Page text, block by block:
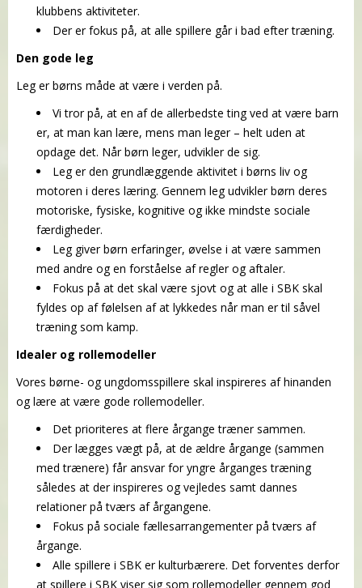
klubbens aktiviteter.
Der er fokus på, at alle spillere går i bad efter træning.
Den gode leg
Leg er børns måde at være i verden på.
Vi tror på, at en af de allerbedste ting ved at være barn
er, at man kan lære, mens man leger – helt uden at
opdage det. Når børn leger, udvikler de sig.
Leg er den grundlæggende aktivitet i børns liv og
motoren i deres læring. Gennem leg udvikler børn deres
motoriske, fysiske, kognitive og ikke mindste sociale
færdigheder.
Leggiverbørn erfaringer, øvelse i at være sammen
med andre og en forståelse af regler og aftaler.
Fokus på at det skal være sjovt og at alle i SBK skal
fyldes op af følelsen af at lykkedes når man er til såvel
træning som kamp.
Idealer og rollemodeller
Vores børne- og ungdomsspillere skal inspireres af hinanden
og lære at være gode rollemodeller.
Det prioriteres at flere årgange træner sammen.
Der lægges vægt på, at de ældre årgange (sammen
med trænere) får ansvar for yngre årganges træning
således at der inspireres og vejledes samt dannes
relationer på tværs af årgangene.
Fokus på sociale fællesarrangementer på tværs af
årgange.
Alle spillere i SBK er kulturbærere. Det forventes derfor
at spillere i SBK viser sig som rollemodeller gennem god